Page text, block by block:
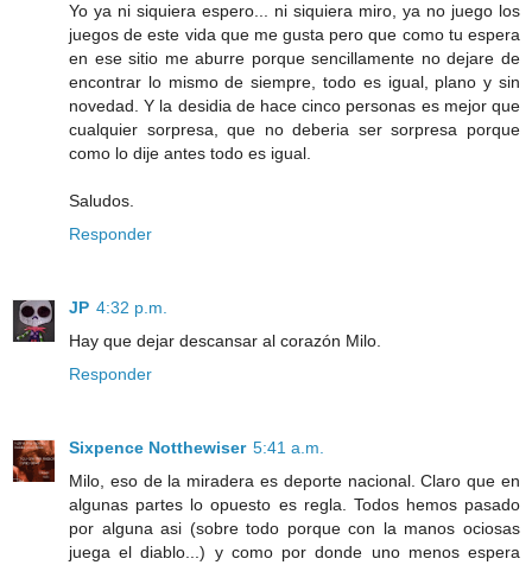
Yo ya ni siquiera espero... ni siquiera miro, ya no juego los
juegos de este vida que me gusta pero que como tu espera
en ese sitio me aburre porque sencillamente no dejare de
encontrar lo mismo de siempre, todo es igual, plano y sin
novedad. Y la desidia de hace cinco personas es mejor que
cualquier sorpresa, que no deberia ser sorpresa porque
como lo dije antes todo es igual.
Saludos.
Responder
JP 4:32 p.m.
Hay que dejar descansar al corazón Milo.
Responder
Sixpence Notthewiser 5:41 a.m.
Milo, eso de la miradera es deporte nacional. Claro que en
algunas partes lo opuesto es regla. Todos hemos pasado
por alguna asi (sobre todo porque con la manos ociosas
juega el diablo...) y como por donde uno menos espera